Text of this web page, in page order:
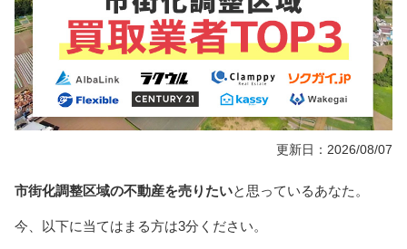
更新日：2026/08/07
市街化調整区域の不動産を売りたいと思っているあなた。
今、以下に当てはまる方は3分ください。